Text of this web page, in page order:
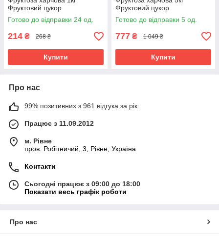
Фруктовий цукор
Готово до відправки 24 од.
214 ₴ 268 ₴
Купити
Фруктовий цукор
Готово до відправки 5 од.
777 ₴ 1 049 ₴
Купити
Про нас
99% позитивних з 961 відгука за рік
Працює з 11.09.2012
м. Рівне
пров. Робітничий, 3, Рівне, Україна
Контакти
Сьогодні працює з 09:00 до 18:00
Показати весь графік роботи
Про нас